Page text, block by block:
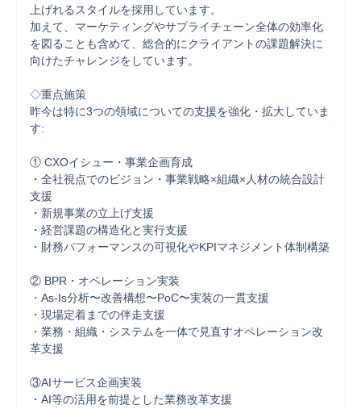
上げれるスタイルを採用しています。
加えて、マーケティングやサプライチェーン全体の効率化
を図ることも含めて、総合的にクライアントの課題解決に
向けたチャレンジをしています。
◇重点施策
昨今は特に3つの領域についての支援を強化・拡大していま
す:
① CXOイシュー・事業企画育成
・全社視点でのビジョン・事業戦略×組織×人材の統合設計
支援
・新規事業の立上げ支援
・経営課題の構造化と実行支援
・財務パフォーマンスの可視化やKPIマネジメント体制構築
② BPR・オペレーション実装
・As-Is分析〜改善構想〜PoC〜実装の一貫支援
・現場定着までの伴走支援
・業務・組織・システムを一体で見直すオペレーション改
革支援
③AIサービス企画実装
・AI等の活用を前提とした業務改革支援